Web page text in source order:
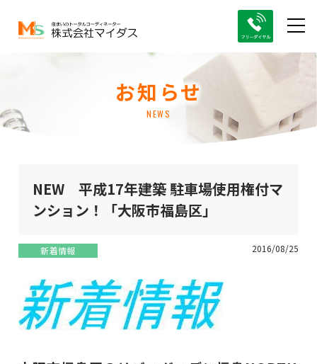
お知らせ
NEWS
NEW 平成17年建築 駐車場使用権付マ
ンション！「大阪市福島区」
新着情報 2016/08/25